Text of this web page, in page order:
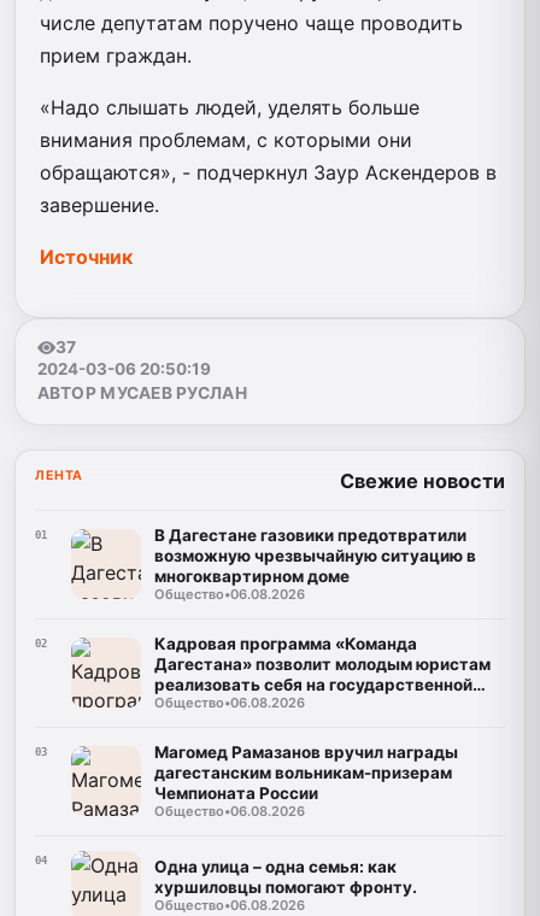
числе депутатам поручено чаще проводить
прием граждан.
«Надо слышать людей, уделять больше
внимания проблемам, с которыми они
обращаются», - подчеркнул Заур Аскендеров в
завершение.
Источник
37
2024-03-06 20:50:19
АВТОР МУСАЕВ РУСЛАН
ЛЕНТА Свежие новости
01
В Дагестане газовики предотвратили
возможную чрезвычайную ситуацию в
многоквартирном доме
Общество•06.08.2026
02
Кадровая программа «Команда
Дагестана» позволит молодым юристам
реализовать себя на государственной
службе
Общество•06.08.2026
03
Магомед Рамазанов вручил награды
дагестанским вольникам-призерам
Чемпионата России
Общество•06.08.2026
04
Одна улица – одна семья: как
хуршиловцы помогают фронту.
Общество•06.08.2026